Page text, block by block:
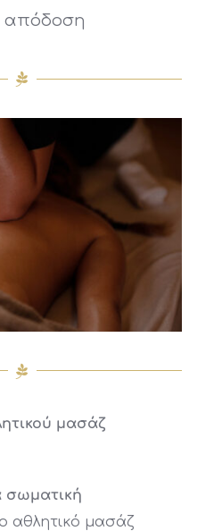
απόδοση
μασάζ
σωματική
αθλητικό μασάζ